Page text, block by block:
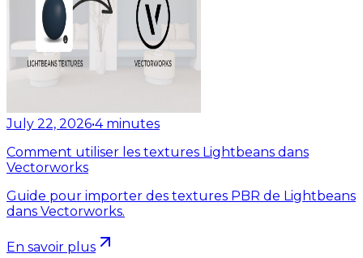
July 22, 2026•4 minutes
Comment utiliser les textures Lightbeans dans
Vectorworks
Guide pour importer des textures PBR de Lightbeans
dans Vectorworks.
En savoir plus